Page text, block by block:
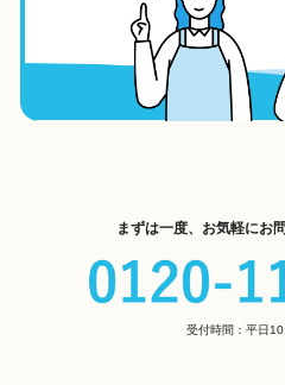
まずは一度、お気軽にお
受付時間：平日